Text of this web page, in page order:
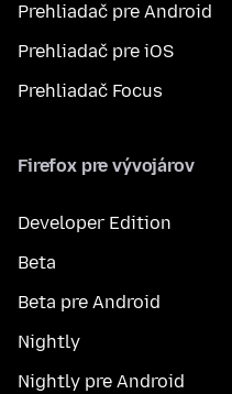
Prehliadač pre Android
Prehliadač pre iOS
Prehliadač Focus
Firefox pre vývojárov
Developer Edition
Beta
Beta pre Android
Nightly
Nightly pre Android